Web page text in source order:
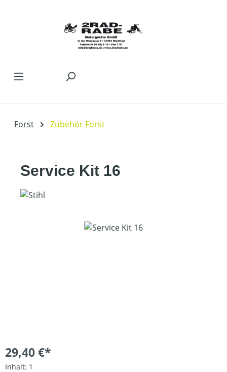
Forst Zubehör Forst
Service Kit 16
Bildergalerie überspringen
29,40 €*
Inhalt: 1